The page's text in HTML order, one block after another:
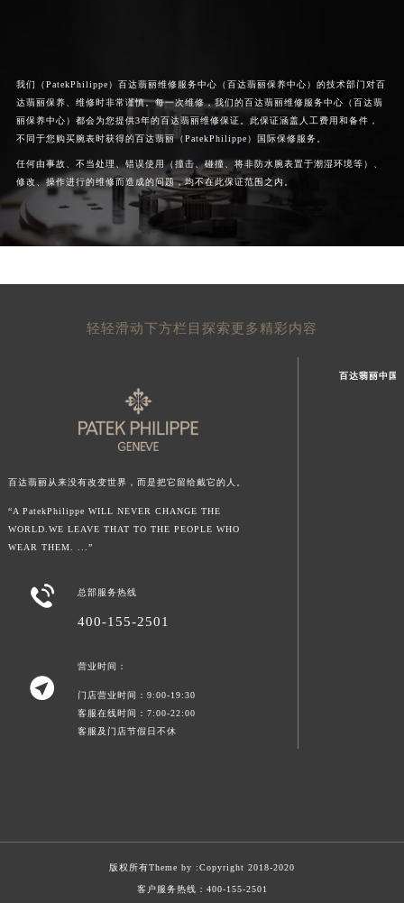
我们（PatekPhilippe）百达翡丽维修服务中心（百达翡丽保养中心）的技术部门对百
达翡丽保养、维修时非常谨慎。每一次维修，我们的百达翡丽维修服务中心（百达翡
丽保养中心）都会为您提供3年的百达翡丽维修保证。此保证涵盖人工费用和备件，
不同于您购买腕表时获得的百达翡丽（PatekPhilippe）国际保修服务。
任何由事故、不当处理、错误使用（撞击、碰撞、将非防水腕表置于潮湿环境等）、
修改、操作进行的维修而造成的问题，均不在此保证范围之内。
轻轻滑动下方栏目探索更多精彩内容
百达翡丽从来没有改变世界，而是把它留给戴它的人。
“A PatekPhilippe WILL NEVER CHANGE THE
WORLD.WE LEAVE THAT TO THE PEOPLE WHO
WEAR THEM. ...”
 总部服务热线
400-155-2501

营业时间：
门店营业时间：9:00-19:30
客服在线时间：7:00-22:00
客服及门店节假日不休
百达翡丽中国
版权所有Theme by :Copyright 2018-2020
客户服务热线： 400-155-2501